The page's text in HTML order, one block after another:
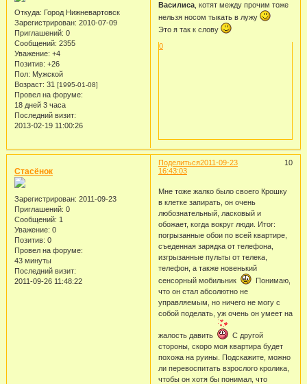
Откуда: Город Нижневартовск
Зарегистрирован: 2010-07-09
Приглашений: 0
Сообщений: 2355
Уважение: +4
Позитив: +26
Пол: Мужской
Возраст: 31 [1995-01-08]
Провел на форуме:
18 дней 3 часа
Последний визит:
2013-02-19 11:00:26
Василиса, котят между прочим тоже
нельзя носом тыкать в лужу
Это я так к слову
0
Поделиться 10
2011-09-23
16:43:03
Стасёнок
Зарегистрирован: 2011-09-23
Приглашений: 0
Сообщений: 1
Уважение: 0
Позитив: 0
Провел на форуме:
43 минуты
Последний визит:
2011-09-26 11:48:22
Мне тоже жалко было своего Крошку
в клетке запирать, он очень
любознательный, ласковый и
обожает, когда вокруг люди. Итог:
погрызанные обои по всей квартире,
съеденная зарядка от телефона,
изгрызанные пульты от телека,
телефон, а также новенький
сенсорный мобильник
Понимаю,
что он стал абсолютно не
управляемым, но ничего не могу с
собой поделать, уж очень он умеет на
жалость давить
С другой
стороны, скоро моя квартира будет
похожа на руины. Подскажите, можно
ли перевоспитать взрослого кролика,
чтобы он хотя бы понимал, что